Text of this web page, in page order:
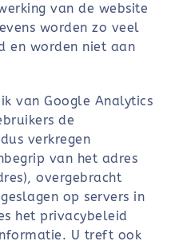
van de website
worden zo veel
en worden niet aan
van Google Analytics
de
verkregen
van het adres
overgebracht
op servers in
het privacybeleid
U treft ook